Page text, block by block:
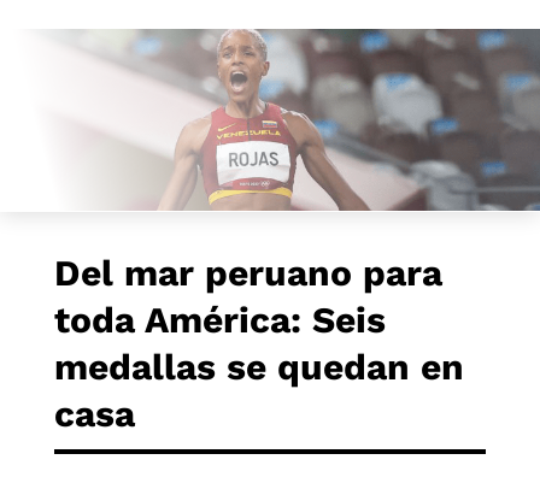
Del mar peruano para
toda América: Seis
medallas se quedan en
casa